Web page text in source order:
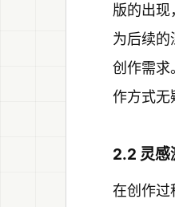
版的出现
为后续的
创作需求
作方式无
2.2 灵感
在创作过